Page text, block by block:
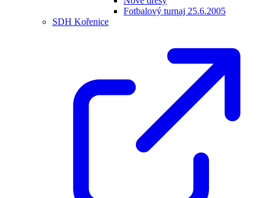
Fotbalový turnaj 25.6.2005
SDH Kořenice